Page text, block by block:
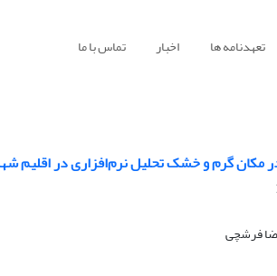
تعهدنامه ها اخبار تماس با ما
مکان گرم و خشک تحلیل نرم‌افزاری در اقلیم
فرشچی